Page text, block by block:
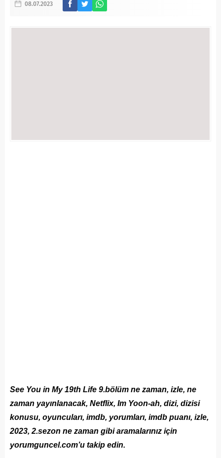
08.07.2023
See You in My 19th Life 9.bölüm ne zaman, izle, ne
zaman yayınlanacak, Netflix, Im Yoon-ah, dizi, dizisi
konusu, oyuncuları, imdb, yorumları, imdb puanı, izle,
2023, 2.sezon ne zaman gibi aramalarınız için
yorumguncel.com’u takip edin.